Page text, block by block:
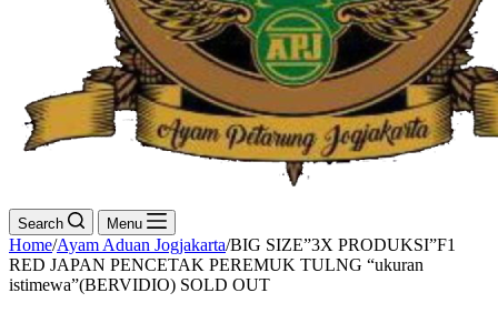
Search Menu
Home/Ayam Aduan Jogjakarta/BIG SIZE”3X PRODUKSI”F1
RED JAPAN PENCETAK PEREMUK TULNG “ukuran
istimewa”(BERVIDIO) SOLD OUT